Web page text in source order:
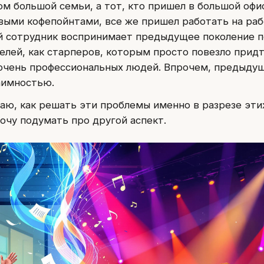
большой семьи, а тот, кто пришел в большой
кофепойнтами, все же пришел работать на
воспринимает предыдущее поколение
как старперов, которым просто повезло
профессиональных людей. Впрочем,
как решать эти проблемы именно в разрезе
подумать про другой аспект.